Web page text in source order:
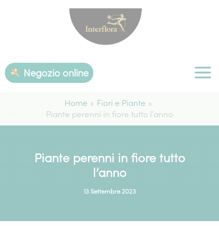
Negozio online
Home
Fiori e Piante
Piante perenni in fiore tutto l’anno
Piante perenni in fiore tutto
l’anno
13 Settembre 2023